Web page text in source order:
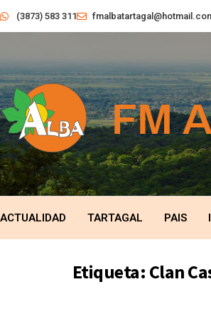
(3873) 583 311
ACTUALIDAD TARTAGAL PAIS
Etiqueta: Clan